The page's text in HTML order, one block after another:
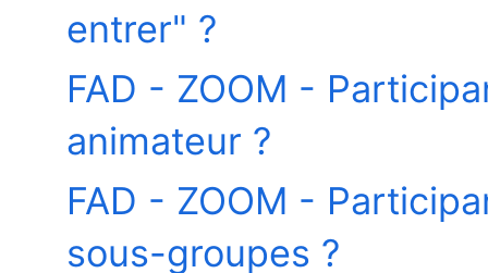
entrer" ?
FAD - ZOOM -
animateur ?
FAD - ZOOM -
sous-groupes ?